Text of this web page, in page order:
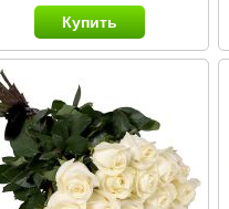
Купить